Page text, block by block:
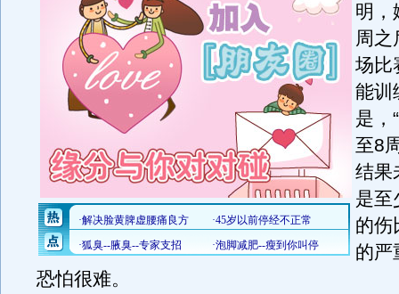
明，
周之
场比
能训
是，
至8
结果
是至
的伤
的严
恐怕很难。